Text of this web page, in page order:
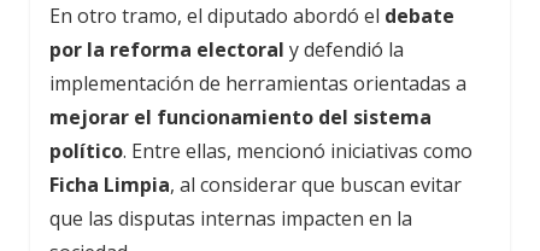
En otro tramo, el diputado abordó el debate
por la reforma electoral y defendió la
implementación de herramientas orientadas a
mejorar el funcionamiento del sistema
político. Entre ellas, mencionó iniciativas como
Ficha Limpia, al considerar que buscan evitar
que las disputas internas impacten en la